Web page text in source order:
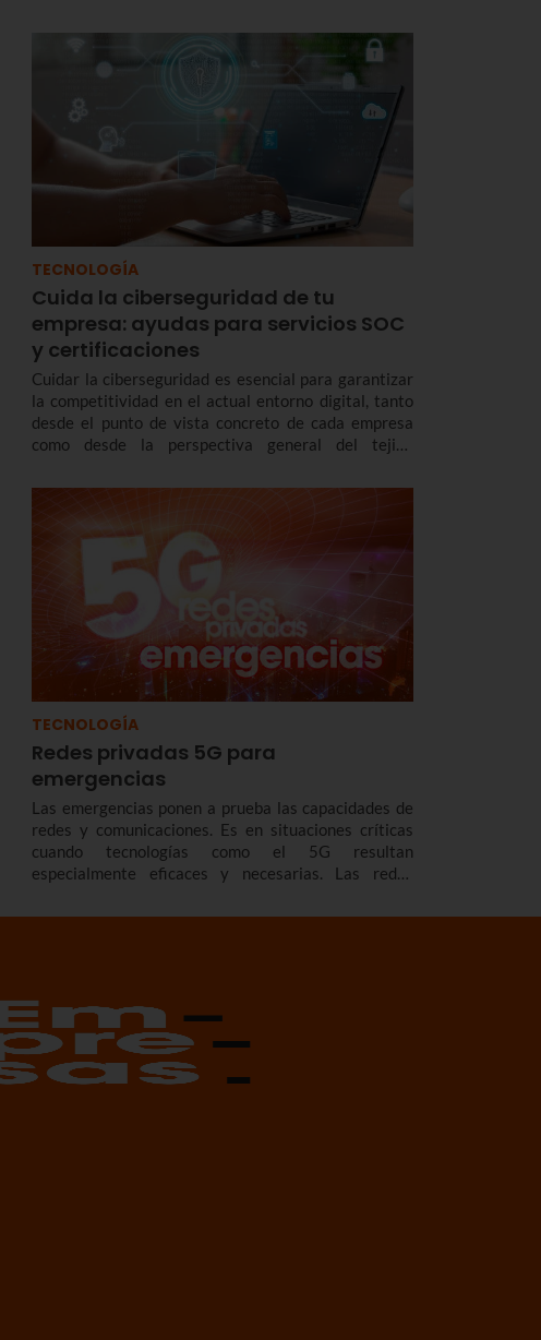
como a empresas.
TECNOLOGÍA
Cuida la ciberseguridad de tu
empresa: ayudas para servicios SOC
y certificaciones
Cuidar la ciberseguridad es esencial para garantizar
la competitividad en el actual entorno digital, tanto
desde el punto de vista concreto de cada empresa
como desde la perspectiva general del tejido
interesantes líneas de ayudas como la que tiene en
marcha SPRI, la Agencia Vasca de Desarrollo
Empresarial.
TECNOLOGÍA
Redes privadas 5G para
emergencias
Las emergencias ponen a prueba las capacidades de
redes y comunicaciones. Es en situaciones críticas
cuando tecnologías como el 5G resultan
especialmente eficaces y necesarias. Las redes
ello y ya estamos trabajando en proyectos pioneros.